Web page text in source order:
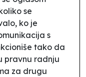
se
ko je
s
tako da
pravnu radnju
za drugu